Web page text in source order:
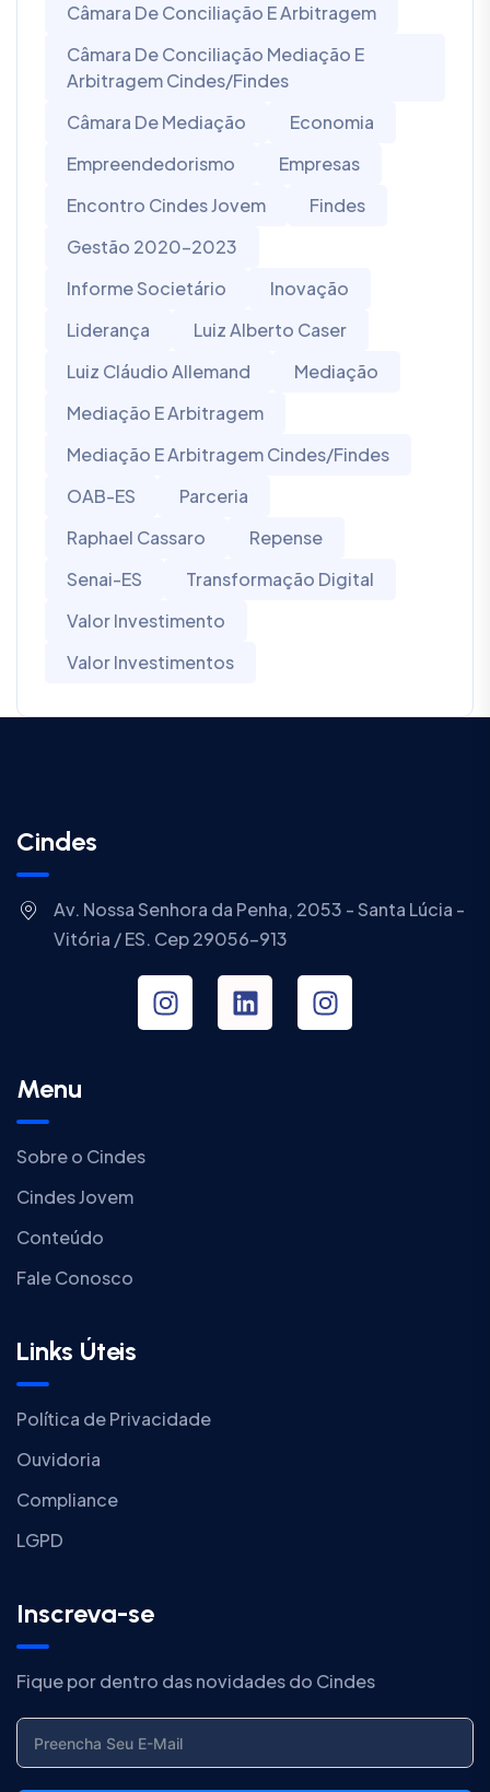
Câmara De Conciliação E Arbitragem
Câmara De Conciliação Mediação E
Arbitragem Cindes/Findes
Câmara De Mediação
Economia
Empreendedorismo
Empresas
Encontro Cindes Jovem
Findes
Gestão 2020-2023
Informe Societário
Inovação
Liderança
Luiz Alberto Caser
Luiz Cláudio Allemand
Mediação
Mediação E Arbitragem
Mediação E Arbitragem Cindes/Findes
OAB-ES
Parceria
Raphael Cassaro
Repense
Senai-ES
Transformação Digital
Valor Investimento
Valor Investimentos
Cindes
Av. Nossa Senhora da Penha, 2053 - Santa Lúcia -
Vitória / ES. Cep 29056-913
Menu
Sobre o Cindes
Cindes Jovem
Conteúdo
Fale Conosco
Links Úteis
Política de Privacidade
Ouvidoria
Compliance
LGPD
Inscreva-se
Fique por dentro das novidades do Cindes